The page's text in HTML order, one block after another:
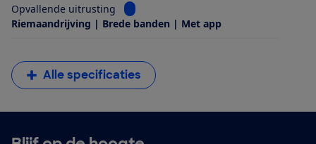
Opvallende uitrusting
Bekijk informatie voor Opvallende
Riemaandrijving | Brede banden | Met app
Alle specificaties